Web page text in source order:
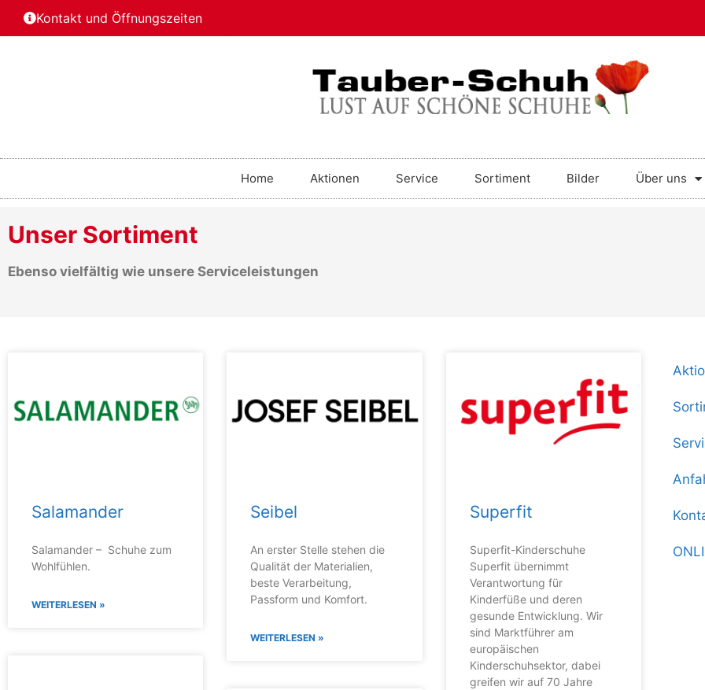
Kontakt und Öffnungszeiten
Home Aktionen Service Sortiment Bilder Über uns
Unser Sortiment
Ebenso vielfältig wie unsere Serviceleistungen
Salamander
Salamander – Schuhe zum
Wohlfühlen.
WEITERLESEN »
Seibel
An erster Stelle stehen die
Qualität der Materialien,
beste Verarbeitung,
Passform und Komfort.
WEITERLESEN »
Superfit
Superfit-Kinderschuhe
Superfit übernimmt
Verantwortung für
Kinderfüße und deren
gesunde Entwicklung. Wir
sind Marktführer am
europäischen
Kinderschuhsektor, dabei
greifen wir auf 70 Jahre